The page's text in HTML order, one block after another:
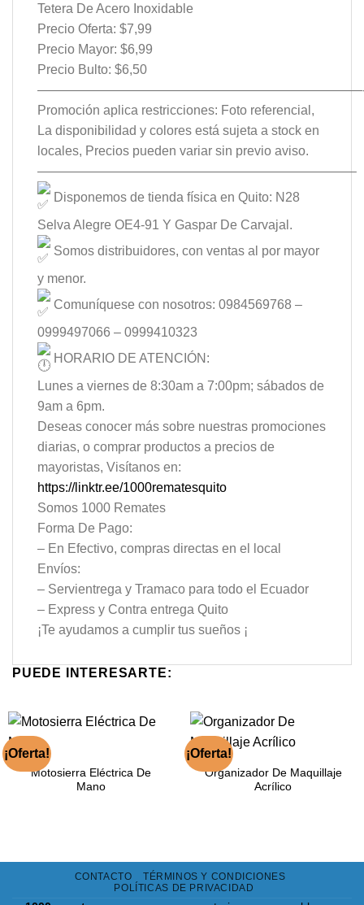
Tetera De Acero Inoxidable
Precio Oferta: $7,99
Precio Mayor: $6,99
Precio Bulto: $6,50
Promoción aplica restricciones: Foto referencial,
La disponibilidad y colores está sujeta a stock en
locales, Precios pueden variar sin previo aviso.
————————————————————————–
Disponemos de tienda física en Quito: N28
Selva Alegre OE4-91 Y Gaspar De Carvajal.
Somos distribuidores, con ventas al por mayor
y menor.
Comuníquese con nosotros: 0984569768 –
0999497066 – 0999410323
HORARIO DE ATENCIÓN:
Lunes a viernes de 8:30am a 7:00pm; sábados de
9am a 6pm.
Deseas conocer más sobre nuestras promociones
diarias, o comprar productos a precios de
mayoristas, Visítanos en:
https://linktr.ee/1000rematesquito
Somos 1000 Remates
Forma De Pago:
– En Efectivo, compras directas en el local
Envíos:
– Servientrega y Tramaco para todo el Ecuador
– Express y Contra entrega Quito
¡Te ayudamos a cumplir tus sueños ¡
PUEDE INTERESARTE:
¡Oferta!
Motosierra Eléctrica De
Mano
¡Oferta!
Organizador De Maquillaje
Acrílico
CONTACTO
TÉRMINOS Y CONDICIONES
POLÍTICAS DE PRIVACIDAD